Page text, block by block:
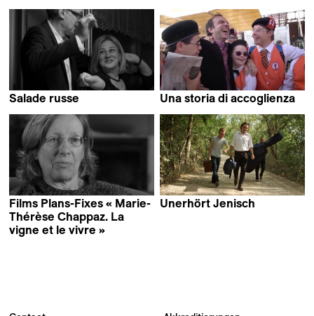
Salade russe
Una storia di accoglienza
Films Plans-Fixes « Marie-
Thérèse Chappaz. La
vigne et le vivre »
Unerhört Jenisch